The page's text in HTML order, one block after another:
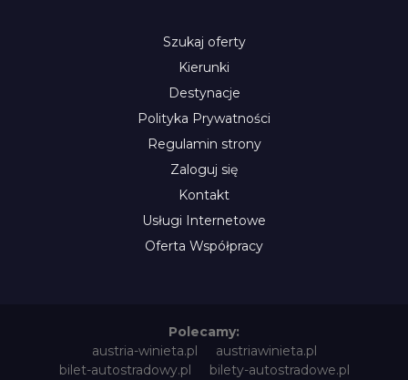
Szukaj oferty
Kierunki
Destynacje
Polityka Prywatności
Regulamin strony
Zaloguj się
Kontakt
Usługi Internetowe
Oferta Współpracy
Polecamy:
austria-winieta.pl
austriawinieta.pl
bilet-autostradowy.pl
bilety-autostradowe.pl